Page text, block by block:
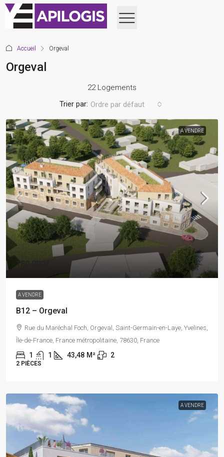
Accueil Orgeval
Orgeval
22 Logements
Trier par: Ordre par défaut
A VENDRE
A VENDRE
B12 – Orgeval
Rue du Maréchal Foch, Orgeval, Saint-Germain-en-Laye, Yvelines,
Île-de-France, France métropolitaine, 78630, France
1 1 43,48 M² 2
2 PIÈCES
A VENDRE